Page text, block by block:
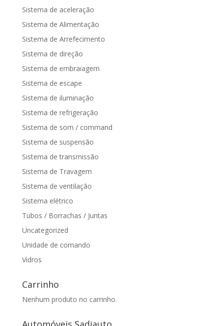
Sistema de aceleração
Sistema de Alimentação
Sistema de Arrefecimento
Sistema de direção
Sistema de embraiagem
Sistema de escape
Sistema de iluminação
Sistema de refrigeração
Sistema de som / command
Sistema de suspensão
Sistema de transmissão
Sistema de Travagem
Sistema de ventilação
Sistema elétrico
Tubos / Borrachas / Juntas
Uncategorized
Unidade de comando
Vidros
Carrinho
Nenhum produto no carrinho.